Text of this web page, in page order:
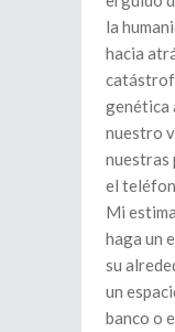
la
hacia
genética
nuestro
nuestras
el
Mi
haga un
su
un
banco o